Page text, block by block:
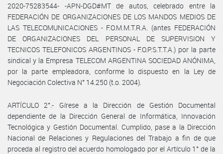
2020-75283544- -APN-DGD#MT de autos, celebrado entre la
FEDERACIÓN DE ORGANIZACIONES DE LOS MANDOS MEDIOS DE
LAS TELECOMUNICACIONES - F.O.M.M.T.R.A. (antes FEDERACIÓN
DE ORGANIZACIONES DEL PERSONAL DE SUPERVISION Y
TECNICOS TELEFONICOS ARGENTINOS - F.O.P.S.T.T.A.) por la parte
sindical y la Empresa TELECOM ARGENTINA SOCIEDAD ANÓNIMA,
por la parte empleadora, conforme lo dispuesto en la Ley de
Negociación Colectiva N° 14.250 (t.o. 2004).
ARTÍCULO 2°.- Gírese a la Dirección de Gestión Documental
dependiente de la Dirección General de Informática, Innovación
Tecnológica y Gestión Documental. Cumplido, pase a la Dirección
Nacional de Relaciones y Regulaciones del Trabajo a fin de que
proceda al registro del acuerdo homologado por el Artículo 1° de la